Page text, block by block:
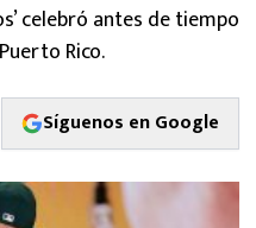
celebró antes de tiempo
Rico.
Síguenos en Google